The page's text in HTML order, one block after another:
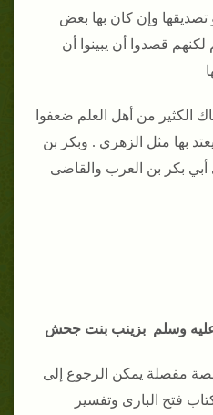
تصديقها وإن كان بها بعض
قصدوا أن يبينوا أن
الكثير من أهل العلم ضعفوا
بها مثل الزهري . وبكر بن
أبي بكر بن العرب والقاضى
عليه وسلم بزينب بنت جحش
مفصلة يمكن الرجوع إلى
فتح البارى وتفسير